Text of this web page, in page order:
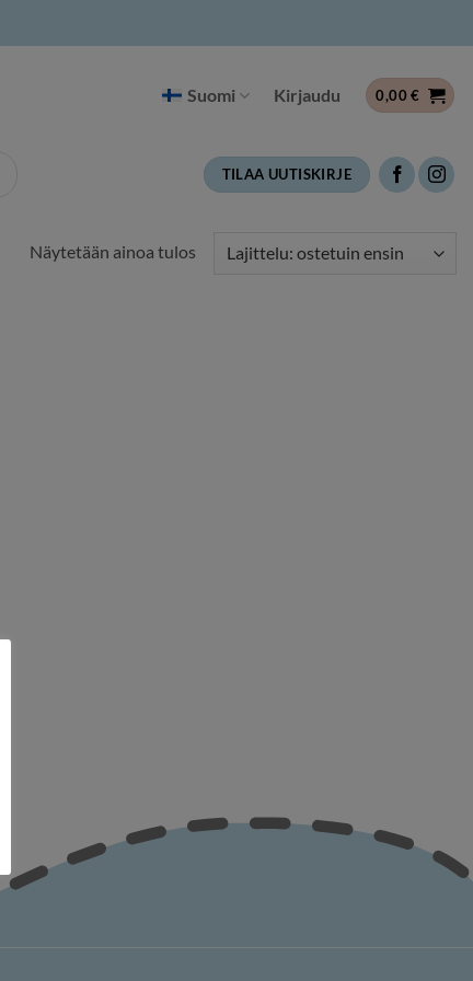
Suomi Kirjaudu 0,00€
TILAA UUTISKIRJE
Näytetään ainoa tulos